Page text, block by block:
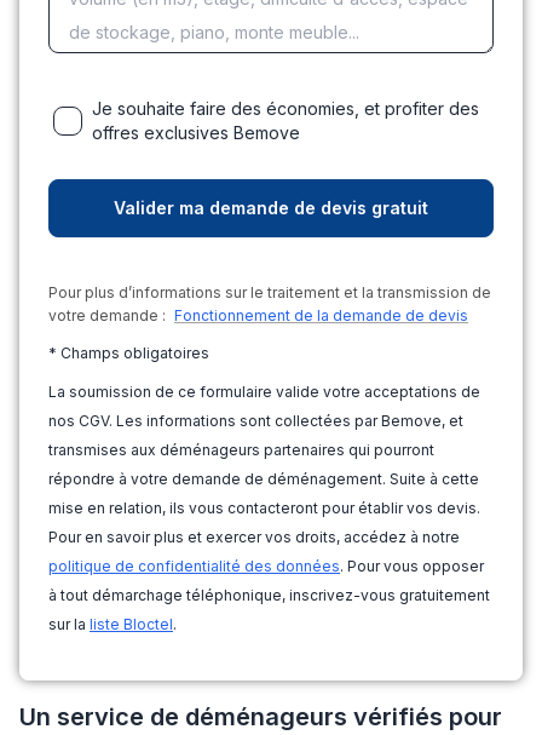
Je souhaite faire des économies, et profiter des
offres exclusives Bemove
Pour plus d’informations sur le traitement et la transmission de
votre demande : Fonctionnement de la demande de devis
* Champs obligatoires
La soumission de ce formulaire valide votre acceptations de
nos CGV. Les informations sont collectées par Bemove, et
transmises aux déménageurs partenaires qui pourront
répondre à votre demande de déménagement. Suite à cette
mise en relation, ils vous contacteront pour établir vos devis.
Pour en savoir plus et exercer vos droits, accédez à notre
politique de confidentialité des données. Pour vous opposer
à tout démarchage téléphonique, inscrivez-vous gratuitement
sur la liste Bloctel.
Un service de déménageurs vérifiés pour